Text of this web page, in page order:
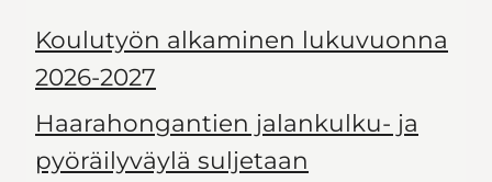
Koulutyön alkaminen lukuvuonna
2026-2027
Haarahongantien jalankulku- ja
pyöräilyväylä suljetaan